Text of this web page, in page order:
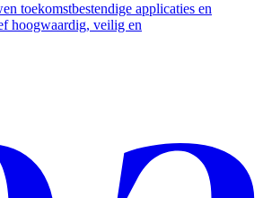
toekomstbestendige applicaties en
hoogwaardig, veilig en